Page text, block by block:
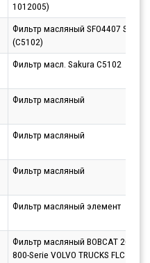
1012005)
Фильтр масляный SFO4407 Sure
(C5102)
Фильтр масл. Sakura C5102
Фильтр масляный
Фильтр масляный
Фильтр масляный
Фильтр масляный элемент
Фильтр масляный BOBCAT 2000-
800-Serie VOLVO TRUCKS FLC (96-)